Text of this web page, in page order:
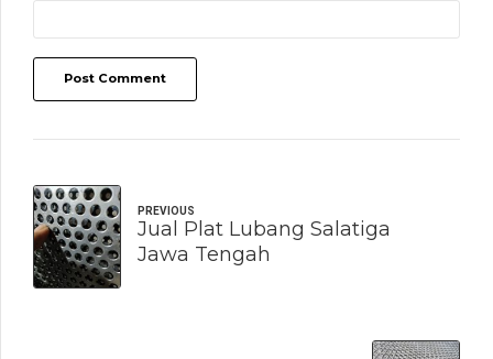
Post Comment
PREVIOUS
Jual Plat Lubang Salatiga
Jawa Tengah